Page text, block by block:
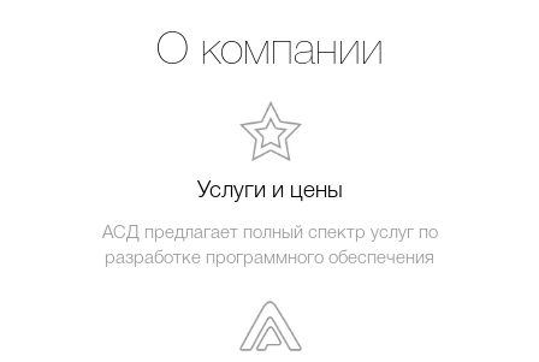
О компании
Услуги и цены
АСД предлагает полный спектр услуг по
разработке программного обеспечения